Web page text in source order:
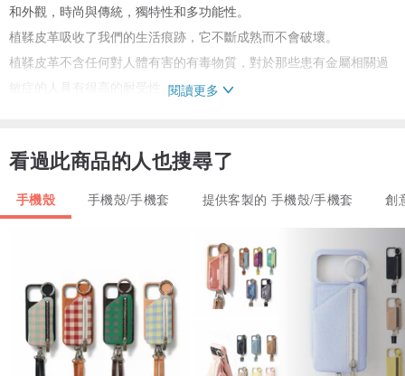
和外觀，時尚與傳統，獨特性和多功能性。
植鞣皮革吸收了我們的生活痕跡，它不斷成熟而不會破壞。
植鞣皮革不含任何對人體有害的有毒物質，對於那些患有金屬相關過
敏症的人具有很高的耐受性。
沒有動物因其皮膚被殺死。相反，我們制革廠使用的生皮是食品工業
被植物鞣製的皮革製品採用天然單寧鞣製後，由於其化學生物學特
性，可以在其使用壽命結束時輕鬆處置。
我們的製革廠在淨化系統和廢物回收方面進行了巨額投資，使它們在
充分尊重人類和環境的前提下工作。
制革過程中使用的許多物質在不同領域中都得到了回收，再循環和再
利用。從生皮中去除的毛髮轉化為農業肥料；淨化廠產生的污泥在建
築領域中被再利用來製造磚塊。
閱讀更多
看過此商品的人也搜尋了
手機殼 手機殼/手機套 提供客製的 手機殼/手機套 創